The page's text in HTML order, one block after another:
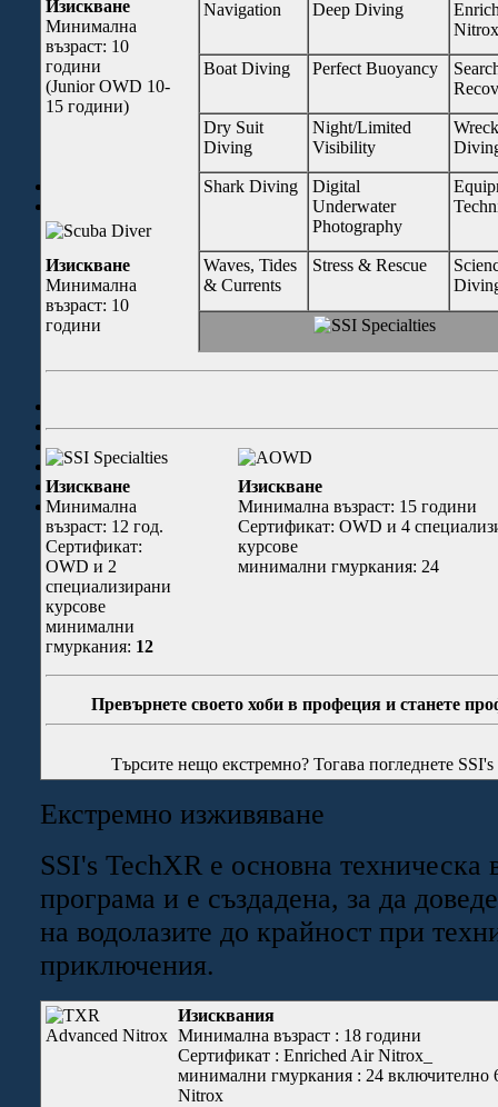
Гмуркане с шнорхел
Програми За Деца
Scuba Rangers
Scuba Rangers Club
SSI Програми За Дами
SSI Програми За Възрастни
Техническо гмуркане
Щ-210
ПЛК-43 "НАПОРИСТИ"
Родина
Жак Фресине
Мопанг
Сафак
Кампидолио
Цени
Dive Spots
F.A.Q.
За Контакти
Галерия
Navigation Deep Diving
Nitrox
Boat Diving Perfect Buoyancy
Dry Suit
Diving
Night/Limited
Visibility
Wreck
Shark Diving
Digital
Underwater
Photography
Waves, Tides
& Currents
Stress & Rescue
Изискване
Минимална
възраст: 10
години
(Junior OWD 10-
15 години)
Изискване
Минимална
възраст: 10
години
Изискване
Минимална
възраст: 12 год.
Сертификат:
OWD и 2
специализирани
курсове
минимални
гмуркания: 12
Изискване
Минимална възраст: 15 години
Сертификат: OWD и 4
курсове
минимални гмуркания: 24
Превърнете своето хоби в профеция и станете
Търсите нещо екстремно? Тогава погледнете
Екстремно изживяване
SSI's TechXR е основна техническа
програма и е създадена, за да
на водолазите до крайност при
приключения.
Изисквания
Минимална възраст : 18 години
Сертификат : Enriched Air Nitrox_
минимални гмуркания : 24 включително
Nitrox